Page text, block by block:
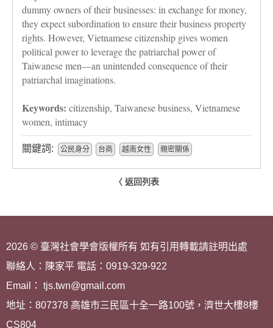
dummy owners of their businesses: in exchange for money,
they expect subordination to ensure their business property
rights. However, Vietnamese citizenship gives women
political power to leverage the patriarchal power of
Taiwanese men—an unintended consequence of their
patriarchal imaginations.
Keywords: citizenship, Taiwanese business, Vietnamese
women, intimacy
關鍵詞: 公民身分 台商 越南女性 親密關係
〈 返回列表
2026 © 臺灣社會學會版權所有 如有引用轉載請註明出處
聯絡人：陳家平 電話：0919-329-922
Email： tjs.twn@gmail.com
地址：807378 高雄市三民區十全一路100號，濟世大樓8樓
CS804